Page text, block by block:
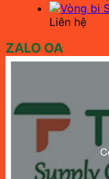
Liên hệ
ZALO OA